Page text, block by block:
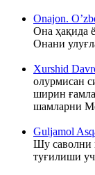
Onajon.
Она ҳақида
Онани
Xurshid
олурмисан
ширин
шамларни
Guljamol
Шу саволни
туғилиши